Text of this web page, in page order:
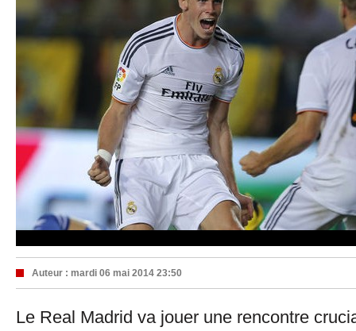
Auteur : mardi 06 mai 2014 23:50
Le Real Madrid va jouer une rencontre